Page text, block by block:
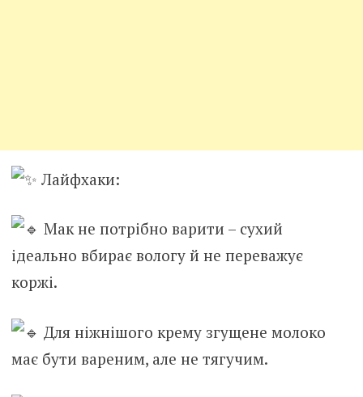
Лайфхаки:
Мак не потрібно варити – сухий
ідеально вбирає вологу й не переважує
коржі.
Для ніжнішого крему згущене молоко
має бути вареним, але не тягучим.